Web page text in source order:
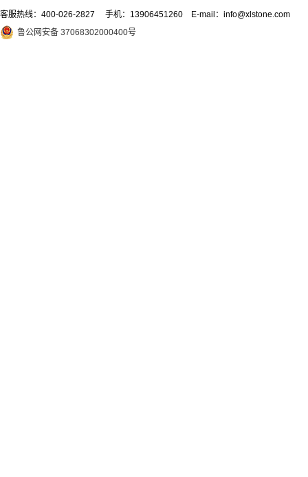
客服热线： 400-026-2827 手机：13906451260 E-mail：info@xlstone.com
鲁公网安备 37068302000400号